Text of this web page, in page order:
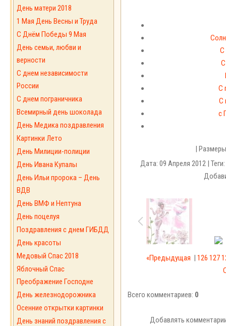
День матери 2018
1 Мая День Весны и Труда
С Днём Победы 9 Мая
День семьи, любви и
верности
С днем независимости
России
С днем пограничника
Всемирный день шоколада
День Медика поздравления
Картинки Лето
День Милиции-полиции
День Ивана Купалы
День Ильи пророка – День
ВДВ
День ВМФ и Нептуна
День поцелуя
Поздравления с днем ГИБДД
День красоты
Медовый Спас 2018
Яблочный Спас
Преображение Господне
День железнодорожника
Осенние открытки картинки
День знаний поздравления с
С
С
С
с
|
Дата: 09 Апреля 2012 | Теги:
«Предыдущая 126 127
Всего комментариев: 0
Добавлять